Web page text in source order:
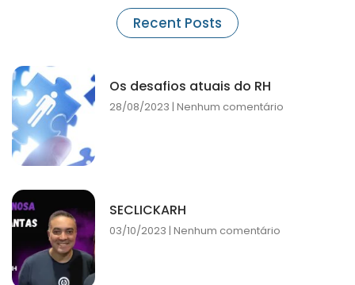
Recent Posts
Os desafios atuais do RH
28/08/2023 Nenhum comentário
SECLICKARH
03/10/2023 Nenhum comentário